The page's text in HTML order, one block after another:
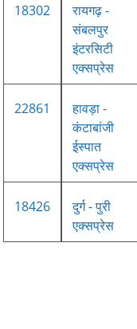
18302
रायगढ़ -
संबलपुर
इंटरसिटी
एक्सप्रेस
22861
हावड़ा -
कंटाबांजी
ईस्पात
एक्सप्रेस
18426
दुर्ग - पुरी
एक्सप्रेस